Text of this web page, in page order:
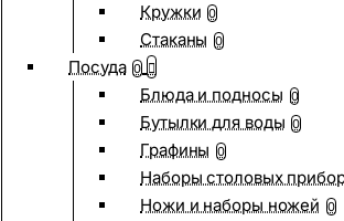
Кружки 0
Стаканы 0
Посуда 0
Блюда и подносы 0
Бутылки для воды 0
Графины 0
Наборы столовых
Ножи и наборы ножей 0